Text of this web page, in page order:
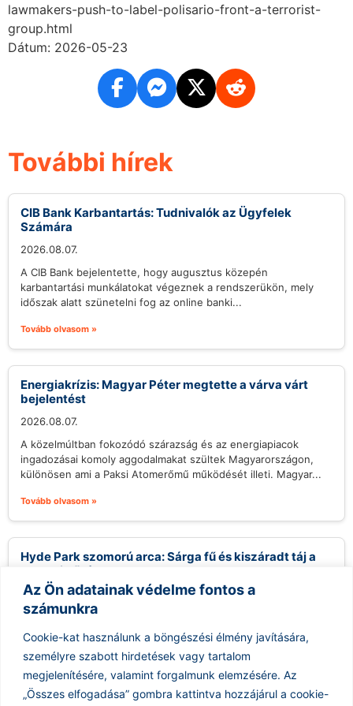
Az Ön adatainak védelme fontos a
számunkra
Cookie-kat használunk a böngészési élmény javítására,
személyre szabott hirdetések vagy tartalom
megjelenítésére, valamint forgalmunk elemzésére. Az
„Összes elfogadása” gombra kattintva hozzájárul a cookie-
lawmakers-push-to-label-polisario-front-a-terrorist-
group.html
Dátum: 2026-05-23
További hírek
CIB Bank Karbantartás: Tudnivalók az Ügyfelek
Számára
2026.08.07.
A CIB Bank bejelentette, hogy augusztus közepén
karbantartási munkálatokat végeznek a rendszerükön, mely
időszak alatt szünetelni fog az online banki...
Tovább olvasom »
Energiakrízis: Magyar Péter megtette a várva várt
bejelentést
2026.08.07.
A közelmúltban fokozódó szárazság és az energiapiacok
ingadozásai komoly aggodalmakat szültek Magyarországon,
különösen ami a Paksi Atomerőmű működését illeti. Magyar...
Tovább olvasom »
Hyde Park szomorú arca: Sárga fű és kiszáradt táj a
londoni hőség alatt
2026.08.07.
Az utóbbi hetek extrém hőhullámai nemcsak az ember, hanem
a természet számára is kemény próbatételt jelentenek
Londonban, ahol a hőség...
Tovább olvasom »